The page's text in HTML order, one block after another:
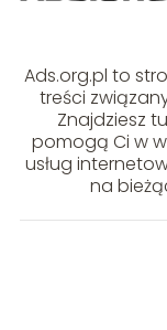
Ads.org.pl to
treści
Znajdziesz
pomogą Ci w
usług
na